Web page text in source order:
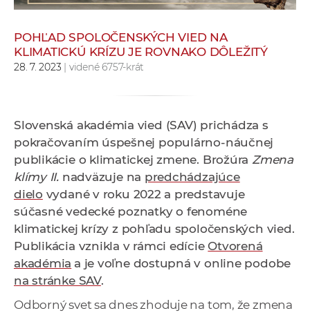
e
v
n
í
c
h
a
r
POHĽAD SPOLOČENSKÝCH VIED NA
KLIMATICKÚ KRÍZU JE ROVNAKO DÔLEŽITÝ
28. 7. 2023 | videné 6757-krát
Slovenská akadémia vied (SAV) prichádza s
pokračovaním úspešnej populárno-náučnej
publikácie o klimatickej zmene. Brožúra Zmena
klímy II.nadväzuje na predchádzajúce
dielo vydané v roku 2022 a predstavuje
súčasné vedecké poznatky o fenoméne
klimatickej krízy z pohľadu spoločenských vied.
Publikácia vznikla v rámci edície Otvorená
akadémia a je voľne dostupná v online podobe
na stránke SAV.
Odborný svet sa dnes zhoduje na tom, že zmena